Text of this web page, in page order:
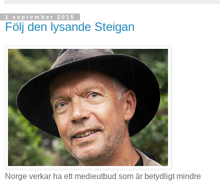
1 september 2015
Följ den lysande Steigan
Norge verkar ha ett medieutbud som är betydligt mindre